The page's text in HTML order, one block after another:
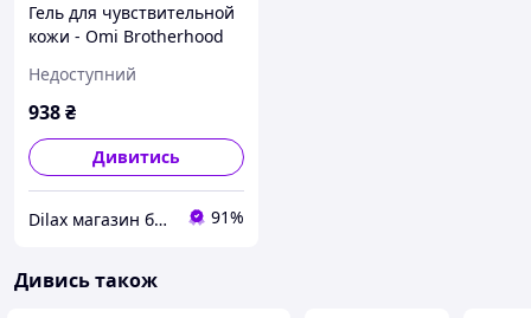
Гель для чувствительной
кожи - Omi Brotherhood
PA +++ 80ml (955600)
Недоступний
938₴
Дивитись
Dilax магазин брендових дитячих іграшок та товарів для батьків. 91%
Дивись також